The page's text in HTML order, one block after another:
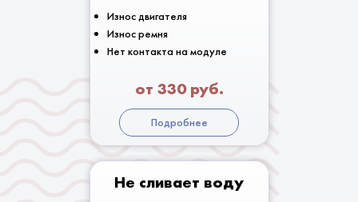
Износ двигателя
Износ ремня
Нет контакта на модуле
от 330 руб.
Подробнее
Не сливает воду